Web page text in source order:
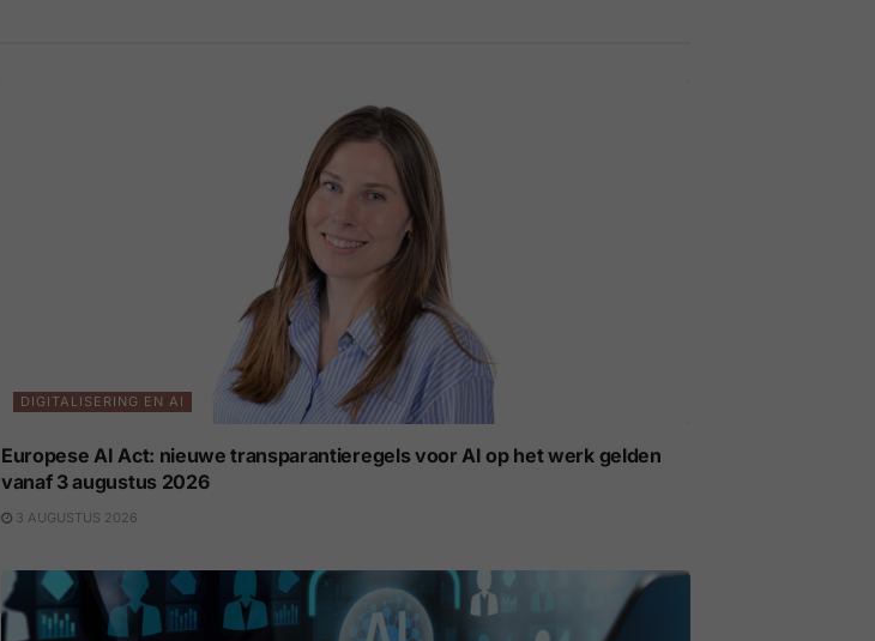
DIGITALISERING EN AI
Europese AI Act: nieuwe transparantieregels voor AI op het werk gelden
vanaf 3 augustus 2026
3 AUGUSTUS 2026